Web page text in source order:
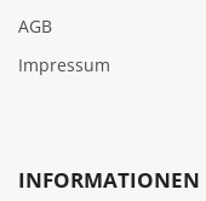
AGB
Impressum
INFORMATIONEN